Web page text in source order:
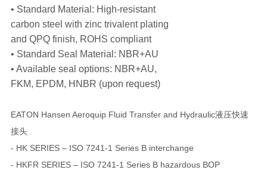
• Standard Material: High-resistant
carbon steel with zinc trivalent plating
and QPQ finish, ROHS compliant
• Standard Seal Material: NBR+AU
• Available seal options: NBR+AU,
FKM, EPDM, HNBR (upon request)
EATON Hansen Aeroquip Fluid Transfer and Hydraulic液压快速
接头
- HK SERIES – ISO 7241-1 Series B interchange
- HKFR SERIES – ISO 7241-1 Series B hazardous BOP